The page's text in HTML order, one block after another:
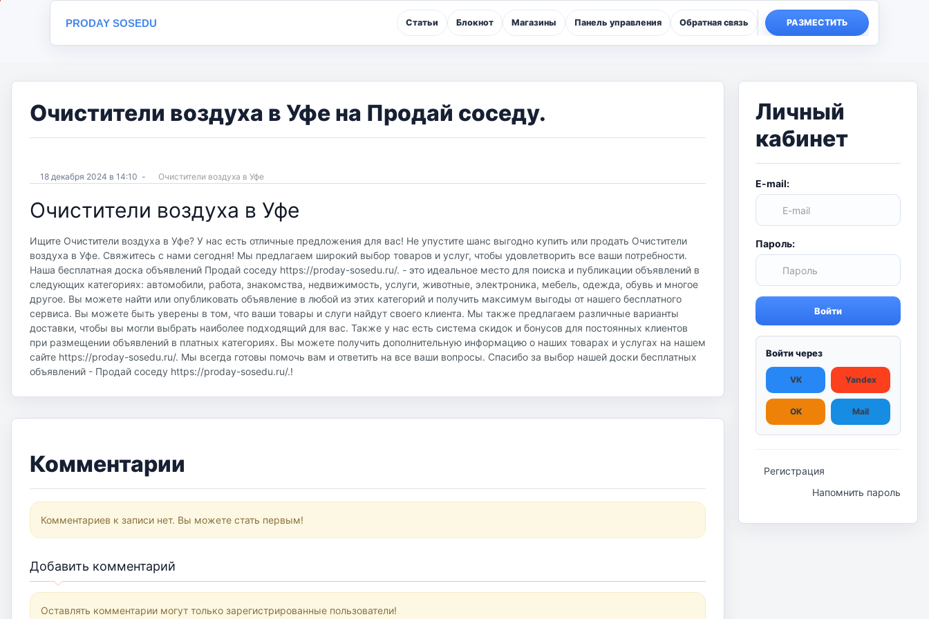
PRODAY SOSEDU Статьи Блокнот Магазины Панель управления Обратная связь РАЗМЕСТИТЬ
Очистители воздуха в Уфе на Продай соседу.
18 декабря 2024 в 14:10 - Очистители воздуха в Уфе
Очистители воздуха в Уфе
Ищите Очистители воздуха в Уфе? У нас есть отличные предложения для вас! Не упустите шанс выгодно купить или продать Очистители
воздуха в Уфе. Свяжитесь с нами сегодня! Мы предлагаем широкий выбор товаров и услуг, чтобы удовлетворить все ваши потребности.
Наша бесплатная доска объявлений Продай соседу https://proday-sosedu.ru/. - это идеальное место для поиска и публикации объявлений в
следующих категориях: автомобили, работа, знакомства, недвижимость, услуги, животные, электроника, мебель, одежда, обувь и многое
другое. Вы можете найти или опубликовать объявление в любой из этих категорий и получить максимум выгоды от нашего бесплатного
сервиса. Вы можете быть уверены в том, что ваши товары и слуги найдут своего клиента. Мы также предлагаем различные варианты
доставки, чтобы вы могли выбрать наиболее подходящий для вас. Также у нас есть система скидок и бонусов для постоянных клиентов
при размещении объявлений в платных категориях. Вы можете получить дополнительную информацию о наших товарах и услугах на нашем
сайте https://proday-sosedu.ru/. Мы всегда готовы помочь вам и ответить на все ваши вопросы. Спасибо за выбор нашей доски бесплатных
объявлений - Продай соседу https://proday-sosedu.ru/.!
Комментарии
Комментариев к записи нет. Вы можете стать первым!
Добавить комментарий
Оставлять комментарии могут только зарегистрированные пользователи!
Личный
кабинет
E-mail:
Пароль:
Войти
Войти через
VK Yandex
OK Mail
Регистрация
Напомнить пароль